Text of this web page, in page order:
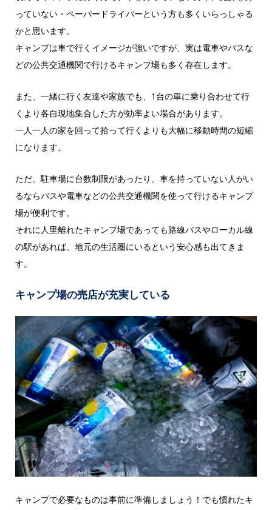
っていない・ペーパードライバーという方も多くいらっしゃる
かと思います。
キャンプは車で行くイメージが強いですが、実は電車やバスな
どの公共交通機関で行けるキャンプ場も多く存在します。
また、一緒に行く友達や家族でも、1台の車に乗り合わせて行
くより各自現地集合した方が効率よい場合があります。
一人一人の家を回って拾って行くよりも大幅に移動時間の短縮
になります。
ただ、駐車場に台数制限があったり、車を持っていない人がい
るならバスや電車などの公共交通機関を使って行けるキャンプ
場が便利です。
それに人里離れたキャンプ場であっても路線バスやローカル線
の駅があれば、地元の生活圏にいるという安心感も出てきま
す。
キャンプ場の売店が充実している
キャンプで必要なものは事前に準備しましょう！でも慣れたキ